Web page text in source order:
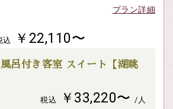
プラン詳細
込 ￥22,110〜
呂付き客室 スイート【湖眺
税込 ￥33,220〜 /人